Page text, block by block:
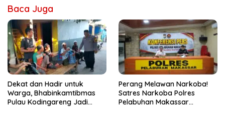
Baca Juga
Dekat dan Hadir untuk
Warga, Bhabinkamtibmas
Pulau Kodingareng Jadi
Perang Melawan Narkoba!
Satres Narkoba Polres
Pelabuhan Makassar